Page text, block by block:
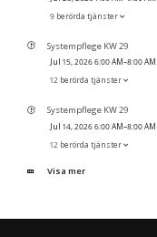
9 berörda tjänster
Systempflege KW 29
Jul 15, 2026 6:00 AM–8:00 AM
12 berörda tjänster
Systempflege KW 29
Jul 14, 2026 6:00 AM–8:00 AM
12 berörda tjänster
Visa mer